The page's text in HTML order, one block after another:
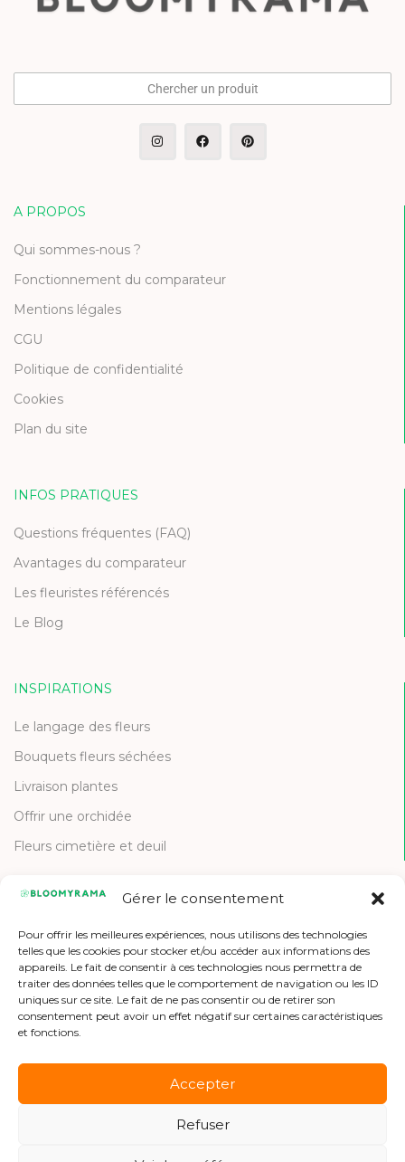
Gérer le consentement
Pour offrir les meilleures expériences, nous utilisons des technologies
telles que les cookies pour stocker et/ou accéder aux informations des
appareils. Le fait de consentir à ces technologies nous permettra de
traiter des données telles que le comportement de navigation ou les ID
uniques sur ce site. Le fait de ne pas consentir ou de retirer son
consentement peut avoir un effet négatif sur certaines caractéristiques
et fonctions.
Accepter
Refuser
Chercher un produit
A PROPOS
Qui sommes-nous ?
Fonctionnement du comparateur
Mentions légales
CGU
Politique de confidentialité
Cookies
Plan du site
INFOS PRATIQUES
Questions fréquentes (FAQ)
Avantages du comparateur
Les fleuristes référencés
Le Blog
INSPIRATIONS
Le langage des fleurs
Bouquets fleurs séchées
Livraison plantes
Offrir une orchidée
Fleurs cimetière et deuil
Contactez-nous
Etre référencé
Offres d'emploi